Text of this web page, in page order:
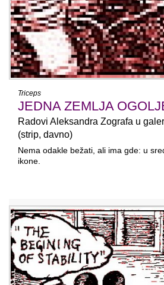
Triceps
JEDNA ZEMLJA
Radovi Aleksandra Zografa u
(strip, davno)
Nema odakle bežati, ali ima gde: u
ikone.